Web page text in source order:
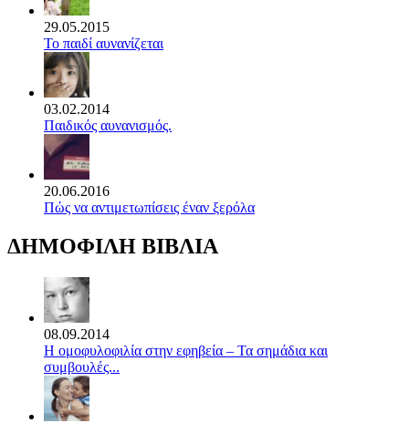
29.05.2015
Το παιδί αυνανίζεται
03.02.2014
Παιδικός αυνανισμός.
20.06.2016
Πώς να αντιμετωπίσεις έναν ξερόλα
ΔΗΜΟΦΙΛΗ ΒΙΒΛΙΑ
08.09.2014
Η ομοφυλοφιλία στην εφηβεία – Τα σημάδια και
συμβουλές...